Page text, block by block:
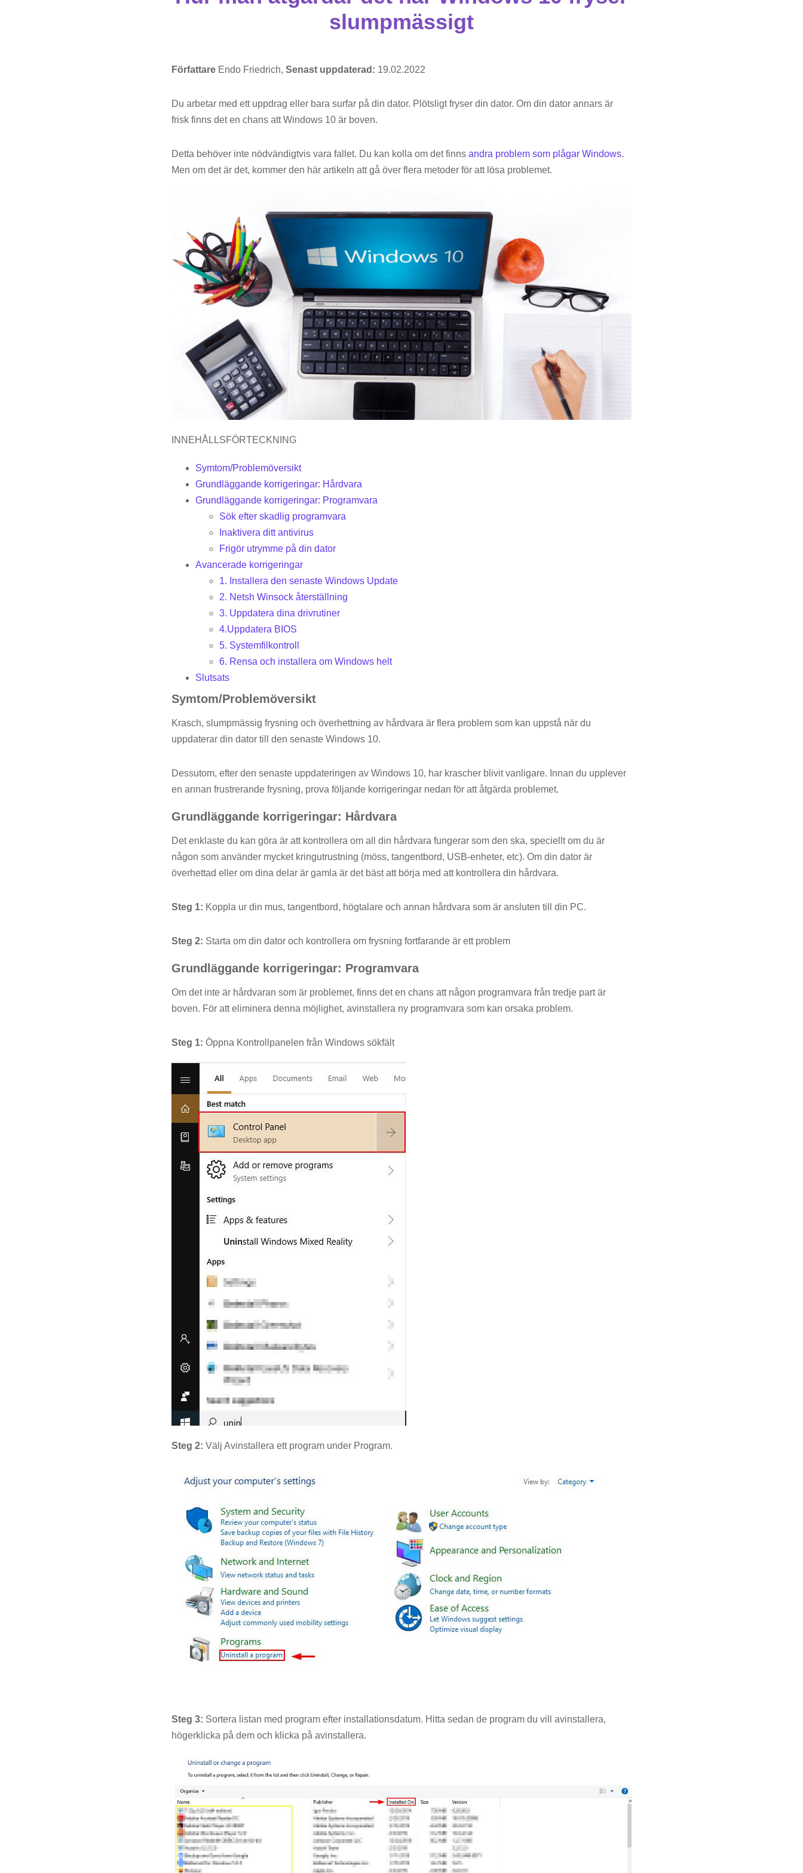
slumpmässigt
Författare Endo Friedrich, Senast uppdaterad: 19.02.2022
Du arbetar med ett uppdrag eller bara surfar på din dator. Plötsligt fryser din dator. Om din dator annars är
frisk finns det en chans att Windows 10 är boven.
Detta behöver inte nödvändigtvis vara fallet. Du kan kolla om det finns andra problem som plågar Windows.
Men om det är det, kommer den här artikeln att gå över flera metoder för att lösa problemet.
INNEHÅLLSFÖRTECKNING
Symtom/Problemöversikt
Grundläggande korrigeringar: Hårdvara
Grundläggande korrigeringar: Programvara
Sök efter skadlig programvara
Inaktivera ditt antivirus
Frigör utrymme på din dator
Avancerade korrigeringar
1. Installera den senaste Windows Update
2. Netsh Winsock återställning
3. Uppdatera dina drivrutiner
4.Uppdatera BIOS
5. Systemfilkontroll
6. Rensa och installera om Windows helt
Slutsats
Symtom/Problemöversikt
Krasch, slumpmässig frysning och överhettning av hårdvara är flera problem som kan uppstå när du
uppdaterar din dator till den senaste Windows 10.
Dessutom, efter den senaste uppdateringen av Windows 10, har krascher blivit vanligare. Innan du upplever
en annan frustrerande frysning, prova följande korrigeringar nedan för att åtgärda problemet.
Grundläggande korrigeringar: Hårdvara
Det enklaste du kan göra är att kontrollera om all din hårdvara fungerar som den ska, speciellt om du är
någon som använder mycket kringutrustning (möss, tangentbord, USB-enheter, etc). Om din dator är
överhettad eller om dina delar är gamla är det bäst att börja med att kontrollera din hårdvara.
Steg 1: Koppla ur din mus, tangentbord, högtalare och annan hårdvara som är ansluten till din PC.
Steg 2: Starta om din dator och kontrollera om frysning fortfarande är ett problem
Grundläggande korrigeringar: Programvara
Om det inte är hårdvaran som är problemet, finns det en chans att någon programvara från tredje part är
boven. För att eliminera denna möjlighet, avinstallera ny programvara som kan orsaka problem.
Steg 1: Öppna Kontrollpanelen från Windows sökfält
Steg 2: Välj Avinstallera ett program under Program.
Steg 3: Sortera listan med program efter installationsdatum. Hitta sedan de program du vill avinstallera,
högerklicka på dem och klicka på avinstallera.